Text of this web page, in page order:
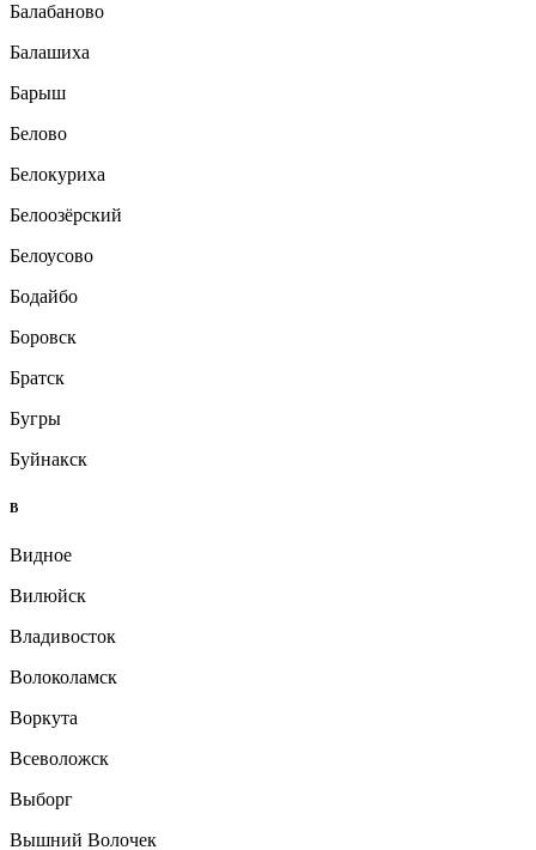
Балабаново
Балашиха
Барыш
Белово
Белокуриха
Белоозёрский
Белоусово
Бодайбо
Боровск
Братск
Бугры
Буйнакск
В
Видное
Вилюйск
Владивосток
Волоколамск
Воркута
Всеволожск
Выборг
Вышний Волочек